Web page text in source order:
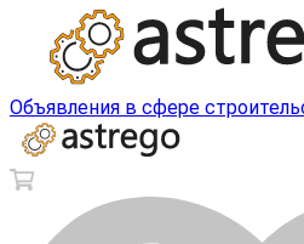
Объявления в сфере